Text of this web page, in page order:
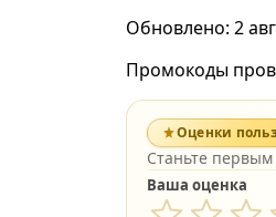
Обновлено: 2
Промокоды
Оценки
Станьте
Ваша оценка